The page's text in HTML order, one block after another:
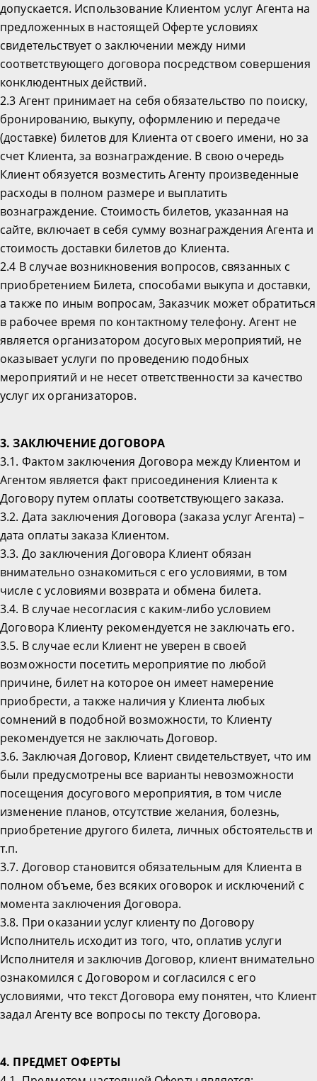
допускается. Использование Клиентом услуг Агента на
предложенных в настоящей Оферте условиях
свидетельствует о заключении между ними
соответствующего договора посредством совершения
конклюдентных действий.
2.3 Агент принимает на себя обязательство по поиску,
бронированию, выкупу, оформлению и передаче
(доставке) билетов для Клиента от своего имени, но за
счет Клиента, за вознаграждение. В свою очередь
Клиент обязуется возместить Агенту произведенные
расходы в полном размере и выплатить
вознаграждение. Стоимость билетов, указанная на
сайте, включает в себя сумму вознаграждения Агента и
стоимость доставки билетов до Клиента.
2.4 В случае возникновения вопросов, связанных с
приобретением Билета, способами выкупа и доставки,
а также по иным вопросам, Заказчик может обратиться
в рабочее время по контактному телефону. Агент не
является организатором досуговых мероприятий, не
оказывает услуги по проведению подобных
мероприятий и не несет ответственности за качество
услуг их организаторов.
3. ЗАКЛЮЧЕНИЕ ДОГОВОРА
3.1. Фактом заключения Договора между Клиентом и
Агентом является факт присоединения Клиента к
Договору путем оплаты соответствующего заказа.
3.2. Дата заключения Договора (заказа услуг Агента) –
дата оплаты заказа Клиентом.
3.3. До заключения Договора Клиент обязан
внимательно ознакомиться с его условиями, в том
числе с условиями возврата и обмена билета.
3.4. В случае несогласия с каким-либо условием
Договора Клиенту рекомендуется не заключать его.
3.5. В случае если Клиент не уверен в своей
возможности посетить мероприятие по любой
причине, билет на которое он имеет намерение
приобрести, а также наличия у Клиента любых
сомнений в подобной возможности, то Клиенту
рекомендуется не заключать Договор.
3.6. Заключая Договор, Клиент свидетельствует, что им
были предусмотрены все варианты невозможности
посещения досугового мероприятия, в том числе
изменение планов, отсутствие желания, болезнь,
приобретение другого билета, личных обстоятельств и
т.п.
3.7. Договор становится обязательным для Клиента в
полном объеме, без всяких оговорок и исключений с
момента заключения Договора.
3.8. При оказании услуг клиенту по Договору
Исполнитель исходит из того, что, оплатив услуги
Исполнителя и заключив Договор, клиент внимательно
ознакомился с Договором и согласился с его
условиями, что текст Договора ему понятен, что Клиент
задал Агенту все вопросы по тексту Договора.
4. ПРЕДМЕТ ОФЕРТЫ